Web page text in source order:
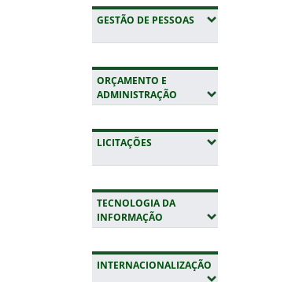
GESTÃO DE PESSOAS (EXPANDIR SUBMENUS)
ORÇAMENTO E
ADMINISTRAÇÃO (EXPANDIR SUBMENUS)
LICITAÇÕES (EXPANDIR SUBMENUS)
TECNOLOGIA DA
INFORMAÇÃO (EXPANDIR SUBMENUS)
INTERNACIONALIZAÇÃO